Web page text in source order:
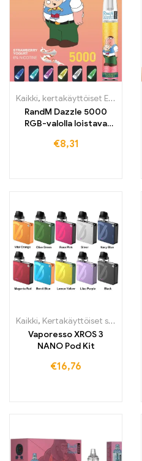
Kaikki, kertakäyttöiset E-savut
RandM Dazzle 5000
RGB-valolla loistava
5000 vetoa
€8,31
Kaikki, Kertakäyttöiset sähkötupakat Irlanti
Vaporesso XROS 3
NANO Pod Kit
€16,76